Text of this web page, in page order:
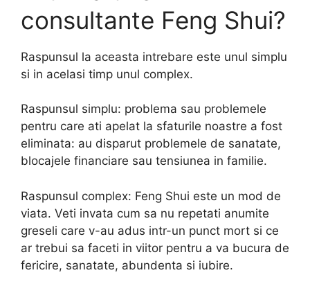
consultante Feng Shui?
Raspunsul la aceasta intrebare este unul simplu
si in acelasi timp unul complex.
Raspunsul simplu: problema sau problemele
pentru care ati apelat la sfaturile noastre a fost
eliminata: au disparut problemele de sanatate,
blocajele financiare sau tensiunea in familie.
Raspunsul complex: Feng Shui este un mod de
viata. Veti invata cum sa nu repetati anumite
greseli care v-au adus intr-un punct mort si ce
ar trebui sa faceti in viitor pentru a va bucura de
fericire, sanatate, abundenta si iubire.